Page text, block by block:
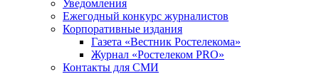
Уведомления
Ежегодный конкурс журналистов
Корпоративные издания
Газета «Вестник Ростелекома»
Журнал «Ростелеком PRO»
Контакты для СМИ